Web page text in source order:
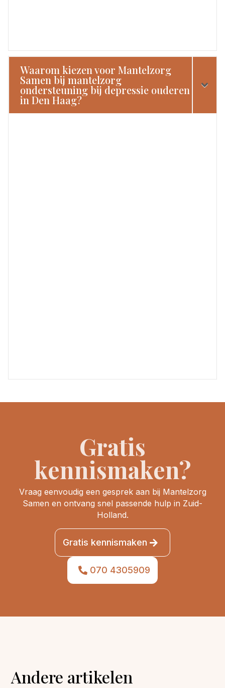
Waarom kiezen voor Mantelzorg
Samen bij mantelzorg
ondersteuning bij depressie ouderen
in Den Haag?
Gratis
kennismaken?
Vraag eenvoudig een gesprek aan bij Mantelzorg
Samen en ontvang snel passende hulp in Zuid-
Holland.
Gratis kennismaken
070 4305909
Andere artikelen